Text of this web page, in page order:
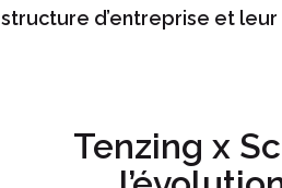
structure d’entreprise et
Tenzing x